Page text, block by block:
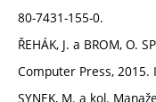
80-7431-155-0.
ŘEHÁK, J. a BROM, O.
Computer Press, 2015.
SYNEK, M. a kol.